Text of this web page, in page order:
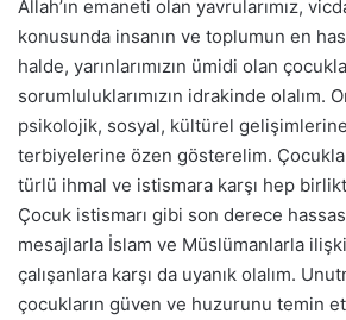
Allah’ın emaneti olan yavrularımız,
konusunda insanın ve toplumun en
halde, yarınlarımızın ümidi olan
sorumluluklarımızın idrakinde olalım.
psikolojik, sosyal, kültürel
terbiyelerine özen gösterelim.
türlü ihmal ve istismara karşı hep
Çocuk istismarı gibi son derece
mesajlarla İslam ve Müslümanlarla
çalışanlara karşı da uyanık olalım.
çocukların güven ve huzurunu temin